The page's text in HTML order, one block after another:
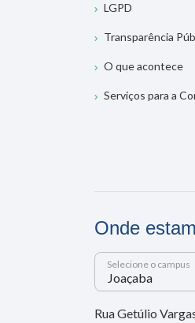
LGPD
Transparência
O que acontece
Serviços para a
Onde
Selecione o campus
Rua Getúlio